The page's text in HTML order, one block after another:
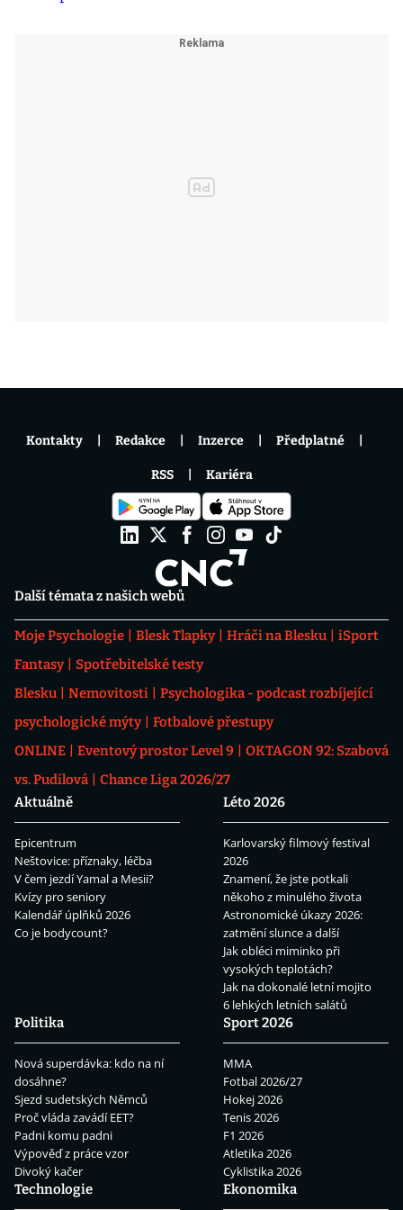
Další témata z našich webů
Moje Psychologie Blesk Tlapky Hráči na Blesku
iSport
Fantasy
Spotřebitelské testy
Blesku
Nemovitosti
Psychologika - podcast rozbíjející
psychologické mýty
Fotbalové přestupy
ONLINE
Eventový prostor Level 9
OKTAGON 92: Szabová
vs. Pudilová
Chance Liga 2026/27
Aktuálně
Epicentrum
Neštovice: příznaky, léčba
V čem jezdí Yamal a Mesii?
Kvízy pro seniory
Kalendář úplňků 2026
Co je bodycount?
Léto 2026
Karlovarský filmový festival
2026
Znamení, že jste potkali
někoho z minulého života
Astronomické úkazy 2026:
zatmění slunce a další
Jak obléci miminko při
vysokých teplotách?
Jak na dokonalé letní mojito
6 lehkých letních salátů
Politika
Nová superdávka: kdo na ní
dosáhne?
Sjezd sudetských Němců
Proč vláda zavádí EET?
Padni komu padni
Výpověď z práce vzor
Divoký kačer
Sport 2026
MMA
Fotbal 2026/27
Hokej 2026
Tenis 2026
F1 2026
Atletika 2026
Cyklistika 2026
Technologie
Ekonomika
Kontakty Redakce Inzerce Předplatné
RSS Kariéra